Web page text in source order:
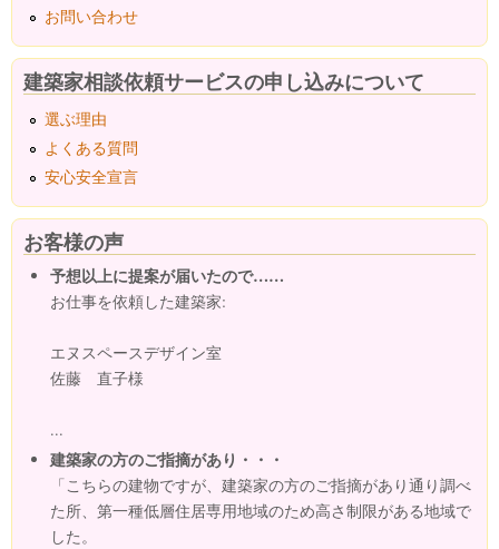
お問い合わせ
建築家相談依頼サービスの申し込みについて
選ぶ理由
よくある質問
安心安全宣言
お客様の声
予想以上に提案が届いたので……
お仕事を依頼した建築家:
エヌスペースデザイン室
佐藤 直子様
...
建築家の方のご指摘があり・・・
「こちらの建物ですが、建築家の方のご指摘があり通り調べ
た所、第一種低層住居専用地域のため高さ制限がある地域で
した。